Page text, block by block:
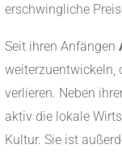
erschwingliche
Seit ihren Anfängen
weiterzuentwickeln,
verlieren. Neben
aktiv die lokale
Kultur. Sie ist